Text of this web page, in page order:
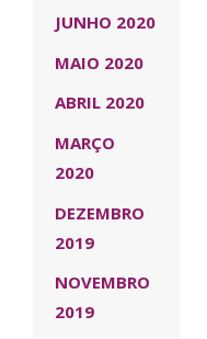
JUNHO 2020
MAIO 2020
ABRIL 2020
MARÇO
2020
DEZEMBRO
2019
NOVEMBRO
2019